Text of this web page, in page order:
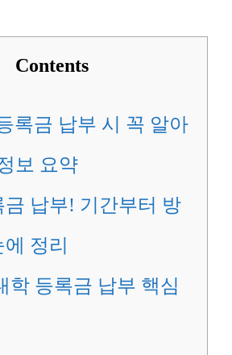
Contents
록금 납부 시 꼭 알아
보 요약
금 납부! 기간부터 방
정리
학 등록금 납부 핵심